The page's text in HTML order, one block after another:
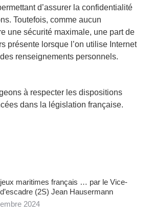
d’assurer la confidentialité
Toutefois, comme aucun
une sécurité maximale, une part de
présente lorsque l’on utilise Internet
renseignements personnels.
à respecter les dispositions
dans la législation française.
maritimes français … par le Vice-
(2S) Jean Hausermann
2024